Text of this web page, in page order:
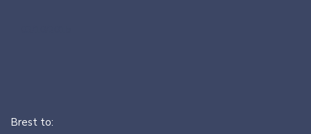
Brest to: